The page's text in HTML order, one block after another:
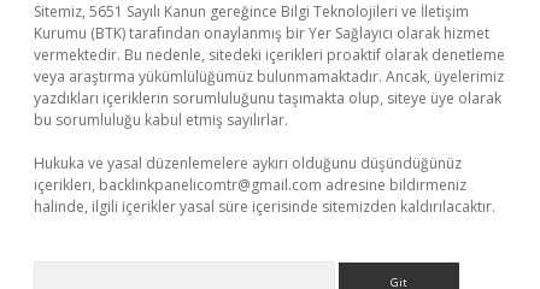
Sitemiz, 5651 Sayılı Kanun gereğince Bilgi Teknolojileri ve İletişim
Kurumu (BTK) tarafından onaylanmış bir Yer Sağlayıcı olarak hizmet
vermektedir. Bu nedenle, sitedeki içerikleri proaktif olarak denetleme
veya araştırma yükümlülüğümüz bulunmamaktadır. Ancak, üyelerimiz
yazdıkları içeriklerin sorumluluğunu taşımakta olup, siteye üye olarak
bu sorumluluğu kabul etmiş sayılırlar.
Hukuka ve yasal düzenlemelere aykırı olduğunu düşündüğünüz
içerikleri, backlinkpanelicomtr@gmail.com adresine bildirmeniz
halinde, ilgili içerikler yasal süre içerisinde sitemizden kaldırılacaktır.